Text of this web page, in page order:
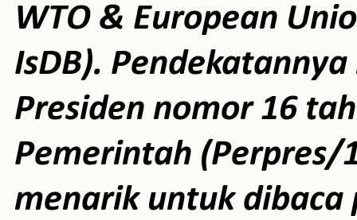
WTO & European
IsDB).
Presiden nomor 16
Pemerintah (Perpres/
menarik untuk dibaca